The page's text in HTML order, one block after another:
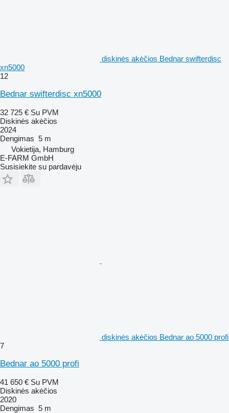
diskinės akėčios Bednar swifterdisc
xn5000
12
Bednar swifterdisc xn5000
32 725 € Su PVM
Diskinės akėčios
2024
Dengimas 5 m
Vokietija, Hamburg
E-FARM GmbH
Susisiekite su pardavėju
diskinės akėčios Bednar ao 5000 profi
7
Bednar ao 5000 profi
41 650 € Su PVM
Diskinės akėčios
2020
Dengimas 5 m